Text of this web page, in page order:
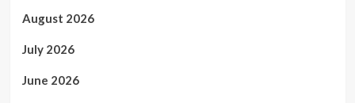
August 2026
July 2026
June 2026